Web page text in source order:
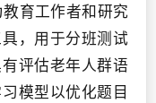
育工作者和研究
，用于分班测试
评估老年人群语
模型以优化题目